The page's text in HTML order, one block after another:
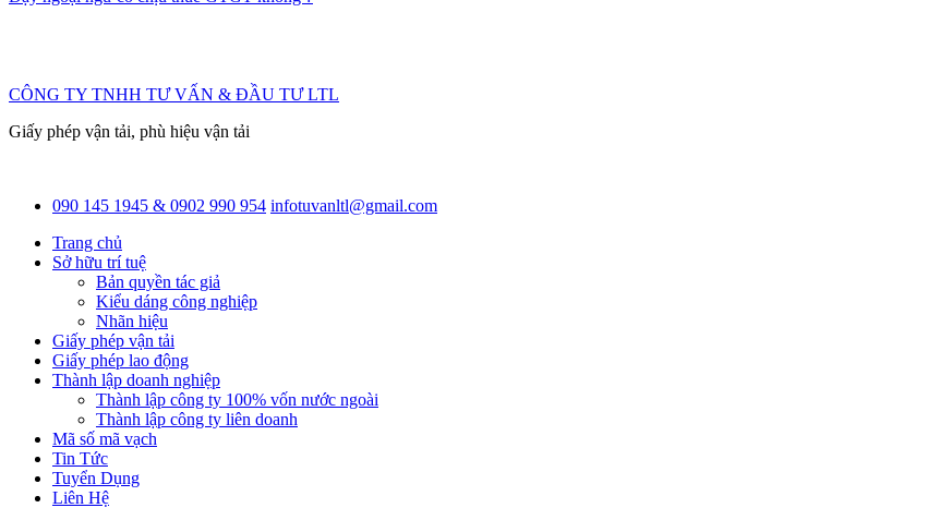
CÔNG TY TNHH TƯ VẤN & ĐẦU TƯ LTL
Giấy phép vận tải, phù hiệu vận tải
090 145 1945 & 0902 990 954 infotuvanltl@gmail.com
Trang chủ
Sở hữu trí tuệ
Bản quyền tác giả
Kiểu dáng công nghiệp
Nhãn hiệu
Giấy phép vận tải
Giấy phép lao động
Thành lập doanh nghiệp
Thành lập công ty 100% vốn nước ngoài
Thành lập công ty liên doanh
Mã số mã vạch
Tin Tức
Tuyển Dụng
Liên Hệ